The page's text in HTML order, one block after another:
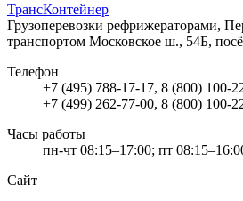
ТрансКонтейнер
Грузоперевозки рефрижераторами,
транспортом Московское ш., 54Б,
Телефон
+7 (495) 788-17-17, 8 (800) 100-
+7 (499) 262-77-00, 8 (800) 100-
Часы работы
пн-чт 08:15–17:00; пт
Сайт